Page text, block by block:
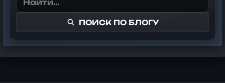
ПОИСК ПО БЛОГУ